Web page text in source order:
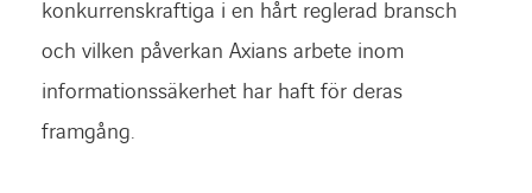
konkurrenskraftiga i en hårt reglerad bransch
och vilken påverkan Axians arbete inom
informationssäkerhet har haft för deras
framgång.